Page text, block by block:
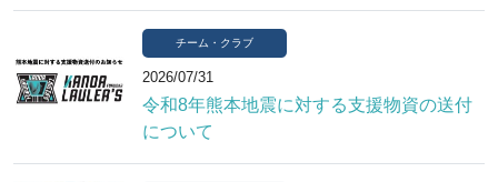
チーム・クラブ
2026/07/31
令和8年熊本地震に対する支援物資の送付
について